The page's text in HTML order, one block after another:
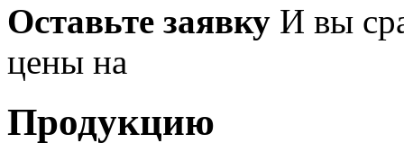
Оставьте заявку И вы
цены на
Продукцию